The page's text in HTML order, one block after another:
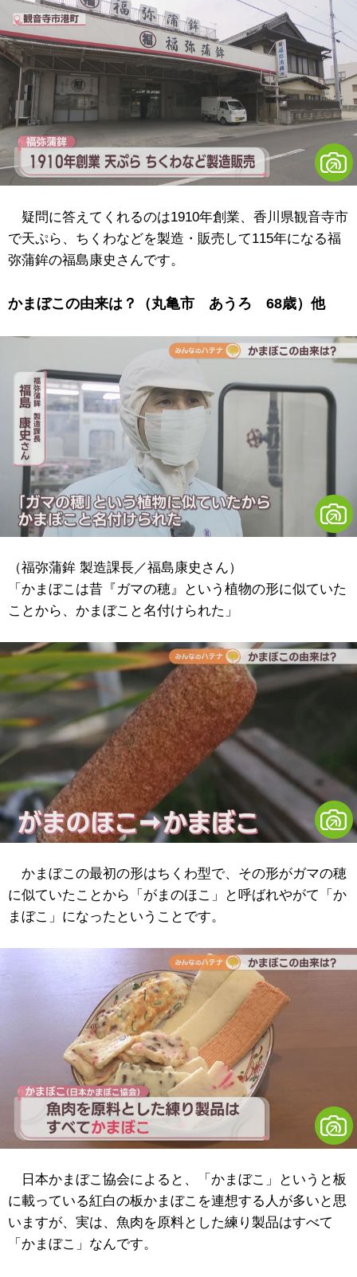
疑問に答えてくれるのは1910年創業、香川県観音寺市
で天ぷら、ちくわなどを製造・販売して115年になる福
弥蒲鉾の福島康史さんです。
かまぼこの由来は？（丸亀市 あうろ 68歳）他
（福弥蒲鉾 製造課長／福島康史さん）
「かまぼこは昔『ガマの穂』という植物の形に似ていた
ことから、かまぼこと名付けられた」
かまぼこの最初の形はちくわ型で、その形がガマの穂
に似ていたことから「がまのほこ」と呼ばれやがて「か
まぼこ」になったということです。
日本かまぼこ協会によると、「かまぼこ」というと板
に載っている紅白の板かまぼこを連想する人が多いと思
いますが、実は、魚肉を原料とした練り製品はすべて
「かまぼこ」なんです。